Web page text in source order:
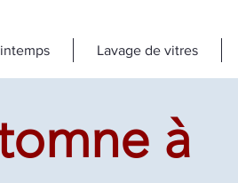
Lavage de vitres
à